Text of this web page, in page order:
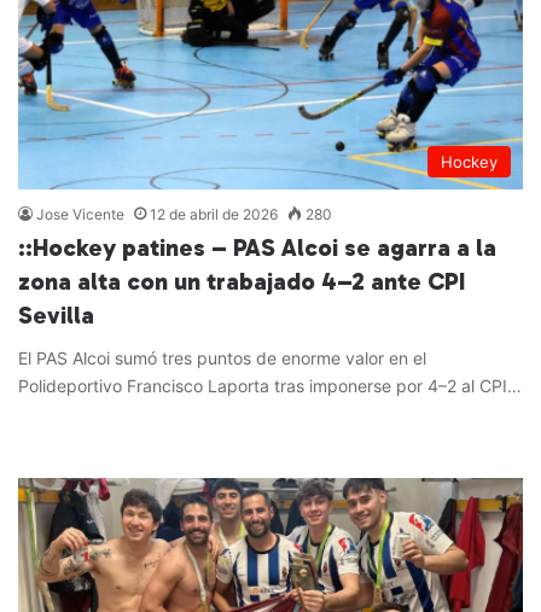
Hockey
Jose Vicente 12 de abril de 2026 280
::Hockey patines – PAS Alcoi se agarra a la
zona alta con un trabajado 4–2 ante CPI
Sevilla
El PAS Alcoi sumó tres puntos de enorme valor en el
Polideportivo Francisco Laporta tras imponerse por 4–2 al CPI…